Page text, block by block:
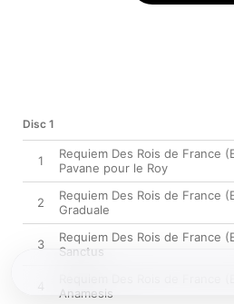
Disc 1
1
Requiem Des Rois de France
Pavane pour le Roy
2
Requiem Des Rois de France
Graduale
3
Requiem Des Rois de France
Sanctus
Anamesis